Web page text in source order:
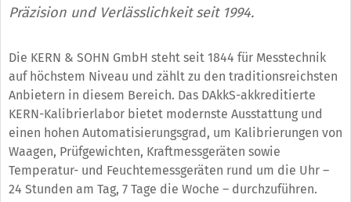
Präzision und Verlässlichkeit seit 1994.
Die KERN & SOHN GmbH steht seit 1844 für Messtechnik
auf höchstem Niveau und zählt zu den traditionsreichsten
Anbietern in diesem Bereich. Das DAkkS-akkreditierte
KERN-Kalibrierlabor bietet modernste Ausstattung und
einen hohen Automatisierungsgrad, um Kalibrierungen von
Waagen, Prüfgewichten, Kraftmessgeräten sowie
Temperatur- und Feuchtemessgeräten rund um die Uhr –
24 Stunden am Tag, 7 Tage die Woche – durchzuführen.